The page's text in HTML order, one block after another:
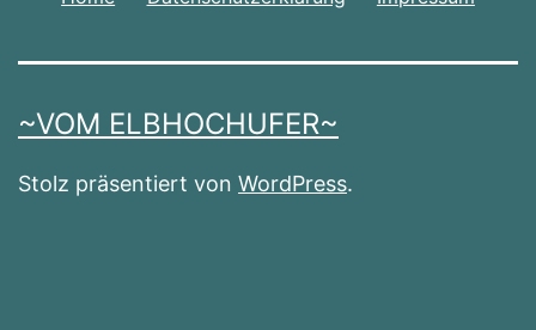
~VOM ELBHOCHUFER~
Stolz präsentiert von WordPress.